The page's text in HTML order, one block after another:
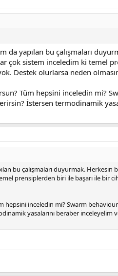
da yapılan bu çalışmaları
çok sistem inceledim ki temel
Destek olurlarsa neden
Tüm hepsini inceledin mi?
İstersen termodinamik
bu çalışmaları duyurmak.
prensiplerden biri ile başarı ile bir
hepsini inceledin mi? Swarm
yasalarını beraber inceleyelim